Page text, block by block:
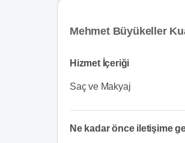
Mehmet Büyükeller
Hizmet İçeriği
Saç ve Makyaj
Ne kadar önce iletişime